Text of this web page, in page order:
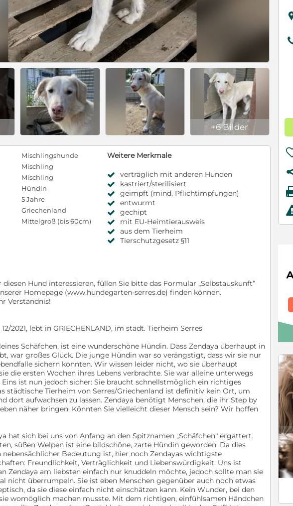
+6 Bilder
c
Mischlingshunde
Mischling
Mischling
Hündin
5 Jahre
Griechenland
Mittelgroß (bis 60cm)
Weitere Merkmale
verträglich mit anderen Hunden
kastriert/sterilisiert
geimpft (mind. Pflichtimpfungen)
entwurmt
gechipt
mit EU-Heimtierausweis
aus dem Tierheim
Tierschutzgesetz §11
diesen Hund interessieren, füllen Sie bitte das Formular „Selbstauskunft“
Homepage (www.hundegarten-serres.de) finden können.
Verständnis!
2021, lebt in GRIECHENLAND, im städt. Tierheim Serres
Schäfchen, ist eine wunderschöne Hündin. Dass Zendaya überhaupt in
war großes Glück. Die junge Hündin war so verängstigt, dass wir sie nur
sichern konnten. Wir wissen leider nicht, wo sie überhaupt
die ersten Wochen ihres Lebens verbrachte. Sie war alleine unterwegs
ist nun jedoch sicher: Sie braucht schnellstmöglich ein richtiges
städtische Tierheim von Serres/Griechenland ist definitiv kein Ort, um
dort aufwachsen zu lassen. Zendaya benötigt Menschen, die ihr Step by
näher bringen. Könnten Sie vielleicht dieser Mensch sein? Wir hoffen
hat sich bei uns von Anfang an den Spitznamen „Schäfchen“ ergattert.
süßen Welpen ist eine bildschöne, zarte Hündin geworden. Da dies
Bedeutung ist, hier noch Zendayas wichtigste
Freundlichkeit, Verträglichkeit und Liebenswürdigkeit. Uns ist
Zendaya am liebsten einfach nur knuddeln möchte, jedoch sollte man sie
nicht überrumpeln. Sie ist eben Menschen gegenüber auch noch etwas
da sie diese einfach nicht einschätzen kann. Kein Wunder, bei den
womöglich machen musste. Mit dem richtigen, einfühlsamen Händchen